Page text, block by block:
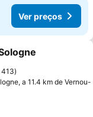
Ver preços
favoritos
413
a 11.4 km de Vernou-